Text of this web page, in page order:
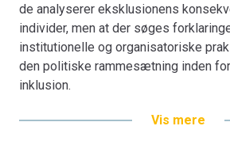
de analyserer eksklusionens
individer, men at der søges
institutionelle og organisatoriske
den politiske rammesætning inden
inklusion.
Vis mere